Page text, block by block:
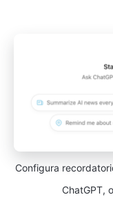
Configura
ChatGPT,